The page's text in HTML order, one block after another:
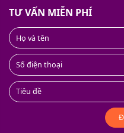
TƯ VẤN MIỄN PHÍ